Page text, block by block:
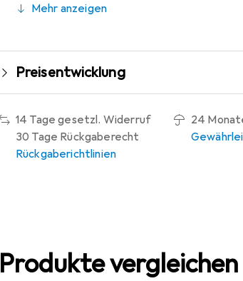
Mehr anzeigen
Preisentwicklung
14 Tage gesetzl. Widerruf
30 Tage Rückgaberecht
Rückgaberichtlinien
24
Produkte vergleichen